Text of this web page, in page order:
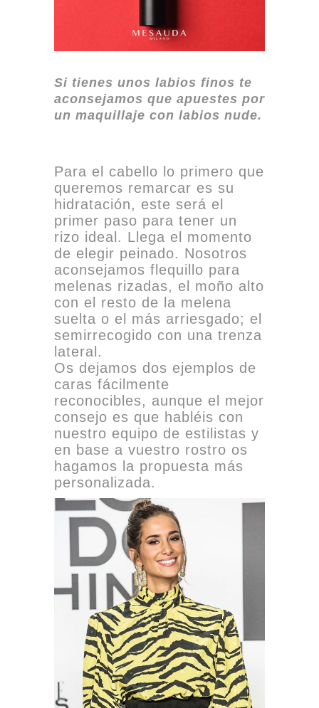
Si tienes unos labios finos te
aconsejamos que apuestes por
un maquillaje con labios nude.
Para el cabello lo primero que
queremos remarcar es su
hidratación, este será el
primer paso para tener un
rizo ideal. Llega el momento
de elegir peinado. Nosotros
aconsejamos flequillo para
melenas rizadas, el moño alto
con el resto de la melena
suelta o el más arriesgado; el
semirrecogido con una trenza
lateral.
Os dejamos dos ejemplos de
caras fácilmente
reconocibles, aunque el mejor
consejo es que habléis con
nuestro equipo de estilistas y
en base a vuestro rostro os
hagamos la propuesta más
personalizada.